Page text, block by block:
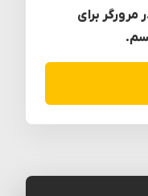
مرورگر برای